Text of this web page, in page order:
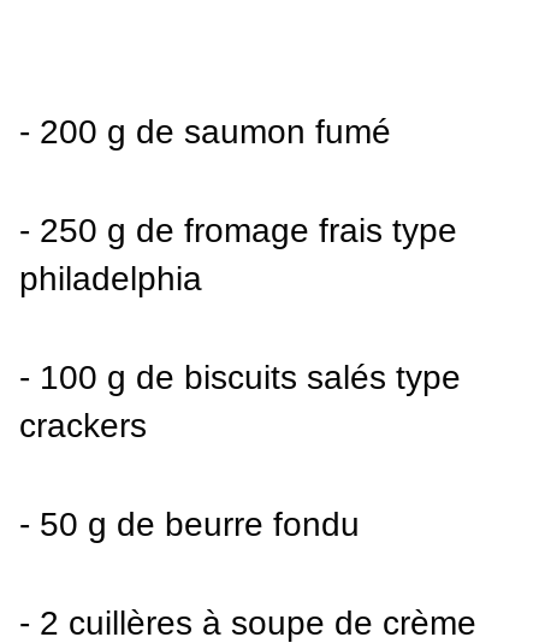
- 200 g de saumon fumé
- 250 g de fromage frais type
philadelphia
- 100 g de biscuits salés type
crackers
- 50 g de beurre fondu
- 2 cuillères à soupe de crème